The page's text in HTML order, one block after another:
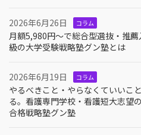
2026年6月26日 コラム
月額5,980円〜で総合型選抜・推
級の大学受験戦略塾グン塾とは
2026年6月19日 コラム
やるべきこと・やらなくていいこ
る。看護専門学校・看護短大志望
合格戦略塾グン塾